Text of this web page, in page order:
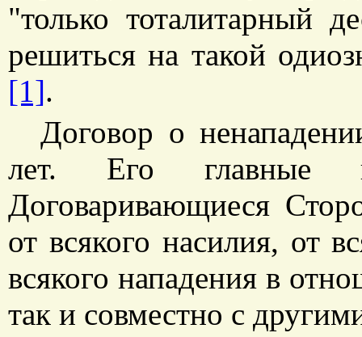
"только тоталитарный
решиться на такой
[1].
Договор о
лет. Его главные
Договаривающиеся
от всякого насилия, от
всякого нападения в
так и совместно с